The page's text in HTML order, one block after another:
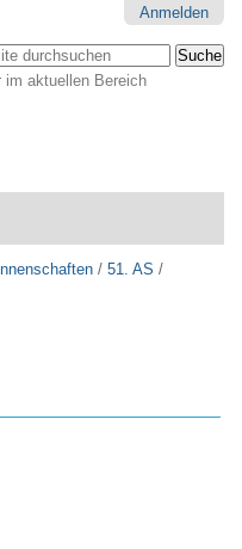
Anmelden
durchsuchen
im aktuellen Bereich
/51. AS /